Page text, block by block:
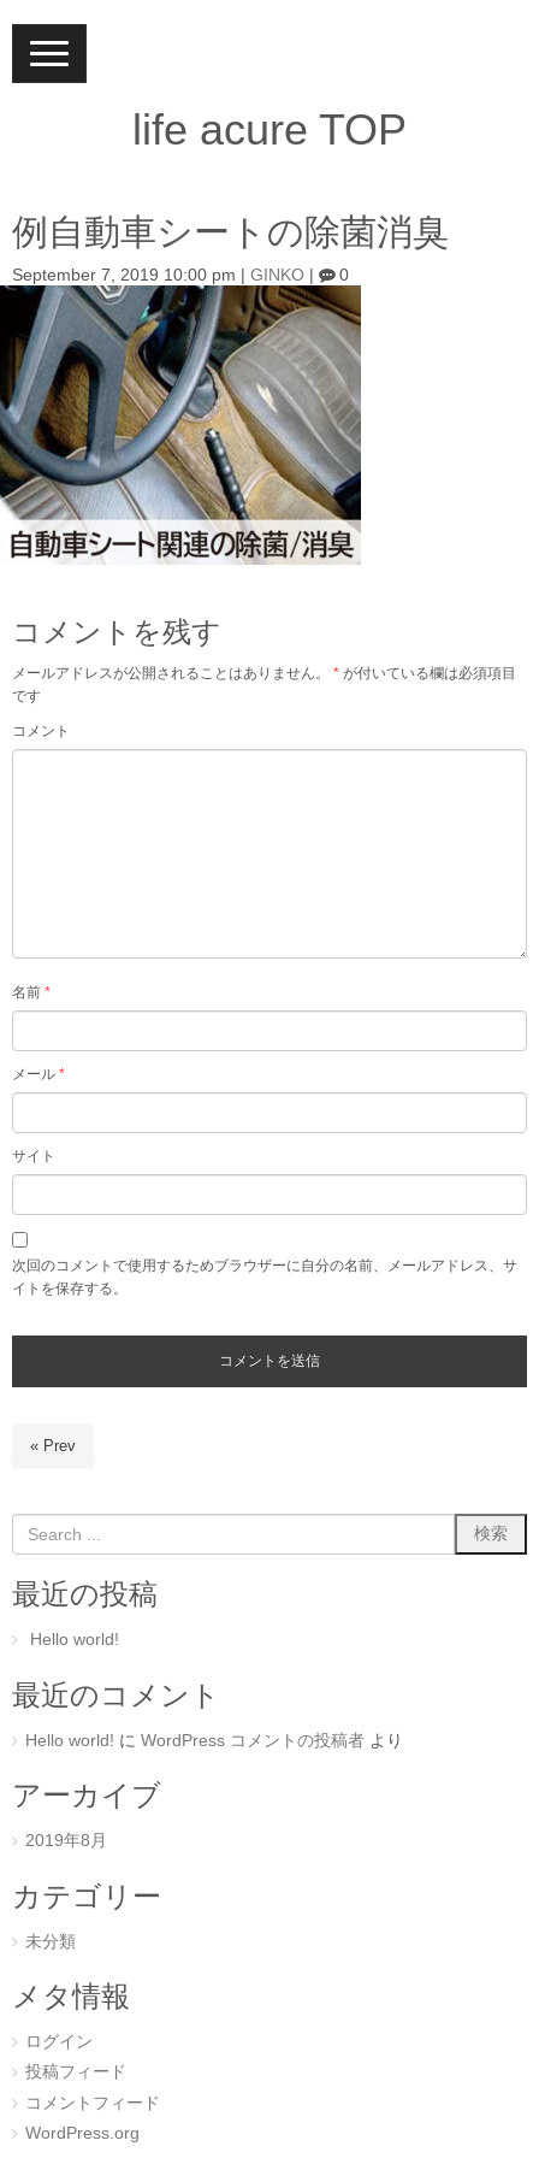
N
a
v
n
life acure TOP
例自動車シートの除菌消臭
September 7, 2019 10:00 pm GINKO 0
コメントを残す
メールアドレスが公開されることはありません。 * が付いている欄は必須項目
です
コメント
名前 *
メール *
サイト
次回のコメントで使用するためブラウザーに自分の名前、メールアドレス、サ
イトを保存する。
« Prev
最近の投稿
Hello world!
最近のコメント
Hello world! に WordPress コメントの投稿者 より
アーカイブ
2019年8月
カテゴリー
未分類
メタ情報
ログイン
投稿フィード
コメントフィード
WordPress.org